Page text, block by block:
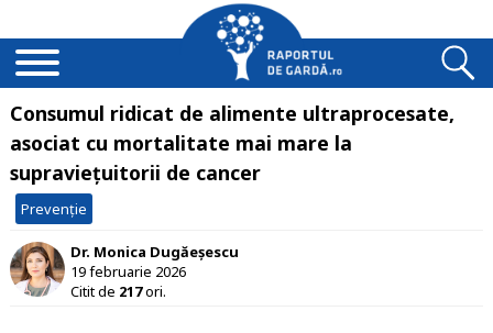
Consumul ridicat de alimente ultraprocesate,
asociat cu mortalitate mai mare la
supraviețuitorii de cancer
Prevenție
Dr. Monica Dugăeșescu
19 februarie 2026
Citit de 217ori.